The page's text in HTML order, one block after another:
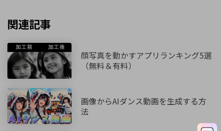
関連記事
顔写真を動かすアプリランキング5選
（無料＆有料）
画像からAIダンス動画を生成する方
法